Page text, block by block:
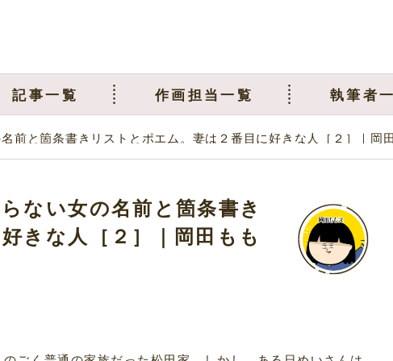
記事一覧 作画担当一覧 執筆者
前と箇条書きリストとポエム。妻は２番目に好きな人［２］｜岡
ない女の名前と箇条書き
きな人［２］｜岡田もも